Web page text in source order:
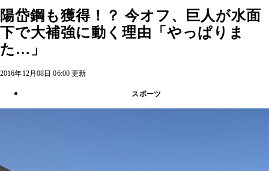
陽岱鋼も獲得！？ 今オフ、巨人が水面
下で大補強に動く理由「やっぱりま
た…」
2016年12月08日 06:00 更新
スポーツ